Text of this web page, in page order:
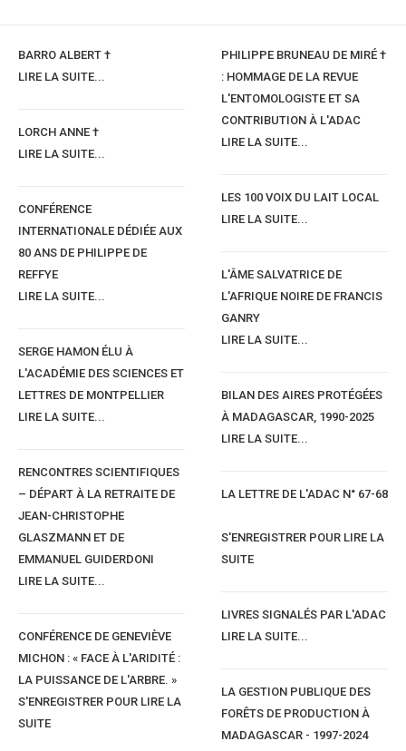
BARRO ALBERT †
LIRE LA SUITE...
LORCH ANNE †
LIRE LA SUITE...
CONFÉRENCE
INTERNATIONALE DÉDIÉE AUX
80 ANS DE PHILIPPE DE
REFFYE
LIRE LA SUITE...
SERGE HAMON ÉLU À
L'ACADÉMIE DES SCIENCES ET
LETTRES DE MONTPELLIER
LIRE LA SUITE...
RENCONTRES SCIENTIFIQUES
– DÉPART À LA RETRAITE DE
JEAN-CHRISTOPHE
GLASZMANN ET DE
EMMANUEL GUIDERDONI
LIRE LA SUITE...
CONFÉRENCE DE GENEVIÈVE
MICHON : « FACE À L'ARIDITÉ :
LA PUISSANCE DE L'ARBRE. »
S'ENREGISTRER POUR LIRE LA
SUITE
PHILIPPE BRUNEAU DE MIRÉ †
: HOMMAGE DE LA REVUE
L'ENTOMOLOGISTE ET SA
CONTRIBUTION À L'ADAC
LIRE LA SUITE...
LES 100 VOIX DU LAIT LOCAL
LIRE LA SUITE...
L'ÂME SALVATRICE DE
L'AFRIQUE NOIRE DE FRANCIS
GANRY
LIRE LA SUITE...
BILAN DES AIRES PROTÉGÉES
À MADAGASCAR, 1990-2025
LIRE LA SUITE...
LA LETTRE DE L'ADAC N° 67-68
S'ENREGISTRER POUR LIRE LA
SUITE
LIVRES SIGNALÉS PAR L'ADAC
LIRE LA SUITE...
LA GESTION PUBLIQUE DES
FORÊTS DE PRODUCTION À
MADAGASCAR - 1997-2024